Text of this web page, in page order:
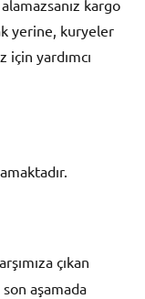
kargo
yerine, kuryeler
için yardımcı
çıkan
aşamada